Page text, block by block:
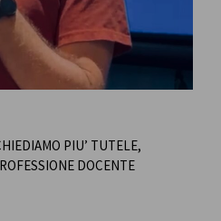
PIU’ TUTELE,
DOCENTE